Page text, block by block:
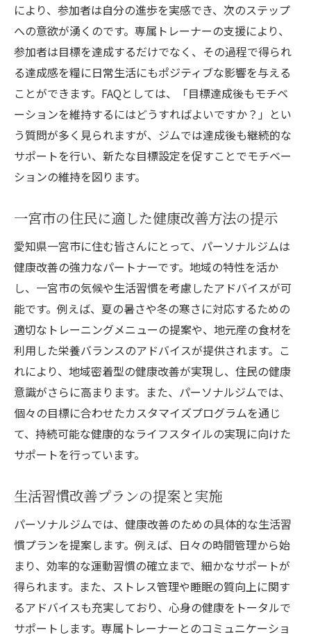
利用者の声を参考にしたパーソナルジムの
評価
料金プランとサービス内容の比較検討
一宮市の地域特性に合ったジム選びの秘訣
地域の特性を活かしたフィットネスプランで健
康意識を向上
一宮市の気候に適したフィットネスプラン
の提案
一宮市に住む人々への特化したトレーニン
グメニュー
地元の食材を活用した栄養バランスの取れ
た食事指導
地域イベントとの連携による健康意識向上
活動
地域コミュニティを巻き込んだ健康促進プ
ログラム
一宮市で始める持続可能なパーソナルジムライ
フのすすめ
持続可能な健康ライフのための習慣作り
長期的な目標設定と計画的な健康改善
パーソナルジムを利用した生活リズムの整
え方
環境に優しいフィットネスへの取り組み
一宮市での健康維持に欠かせないサポート
体制
地域社会と共に歩む健康ライフの実現
により、参加者は自分の進歩を実感でき、次のステップ
への意欲が湧くのです。専属トレーナーの支援により、
参加者は目標を達成するだけでなく、その過程で得られ
る達成感を糧に日常生活にもポジティブな影響を与える
ことができます。FAQとしては、「目標達成後もモチベ
ーションを維持するにはどうすればよいですか？」とい
う質問が多く見られますが、ジムでは達成後も継続的な
サポートを行い、新たな目標設定を促すことでモチベー
ションの維持を図ります。
一宮市の住民に適した健康改善方法の提示
愛知県一宮市に住む皆さんにとって、パーソナルジムは
健康改善の強力なパートナーです。地域の特性を活か
し、一宮市の気候や生活習慣を考慮したアドバイスが可
能です。例えば、夏の暑さや冬の寒さに対応するための
適切なトレーニングメニューの提案や、地元産の食材を
利用した栄養バランスのアドバイスが提供されます。こ
れにより、地域密着型の健康改善が実現し、住民の健康
意識がさらに高まります。また、パーソナルジムでは、
個々の目標に合わせたカスタマイズプログラムを通じ
て、持続可能な健康的なライフスタイルの実現に向けた
サポートを行っています。
生活習慣改善プランの提案と実施
パーソナルジムでは、健康改善のための具体的な生活習
慣プランを提案します。例えば、日々の時間管理から始
まり、効率的な運動習慣の確立まで、細かなサポートが
得られます。また、ストレス管理や睡眠の質向上に関す
るアドバイスも充実しており、心身の健康をトータルで
サポートします。専属トレーナーとのコミュニケーショ